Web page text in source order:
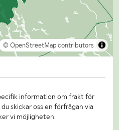
© OpenStreetMap contributors
information om frakt för
skickar oss en förfrågan via
vi möjligheten.